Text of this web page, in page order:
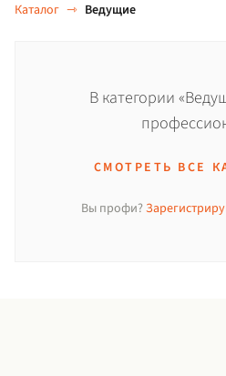
Каталог ⇾ Ведущие
В категории
СМОТРЕТЬ ВСЕ
Вы профи?